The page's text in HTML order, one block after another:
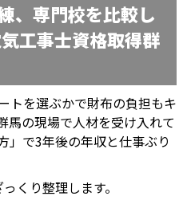
、専門校を比較し
工事士資格取得群
トを選ぶかで財布の負担もキ
馬の現場で人材を受け入れて
」で3年後の年収と仕事ぶり
くり整理します。